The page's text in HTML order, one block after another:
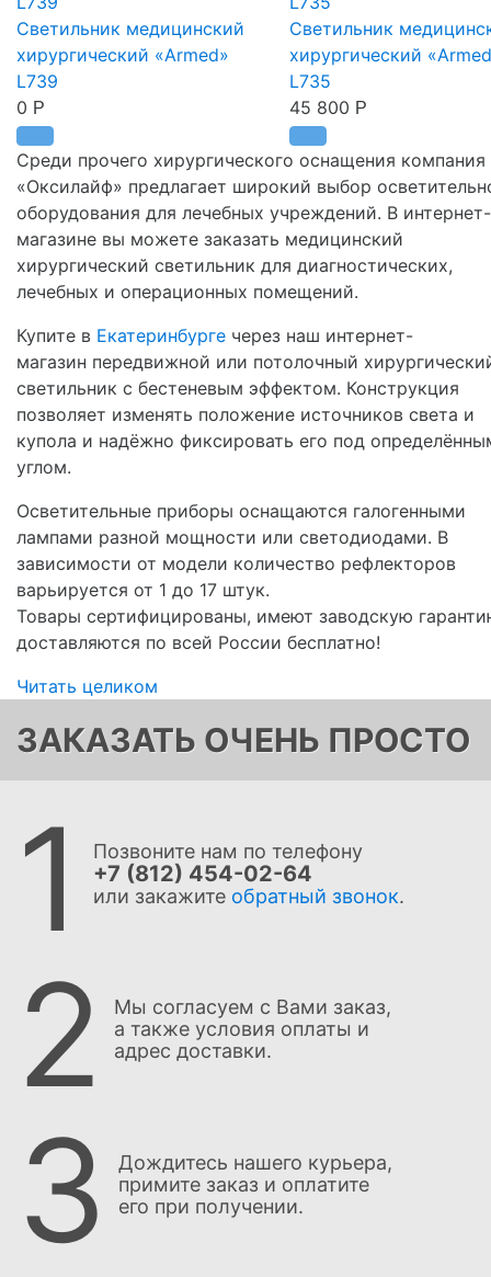
Светильник медицинский
хирургический «Armed»
L739
0 Р
Светильник
хирургический
L735
45 800 Р
Среди прочего хирургического оснащения компания
«Оксилайф» предлагает широкий выбор
оборудования для лечебных учреждений. В интернет-
магазине вы можете заказать медицинский
хирургический светильник для диагностических,
лечебных и операционных помещений.
Купите в Екатеринбурге через наш интернет-
магазин передвижной или потолочный
светильник с бестеневым эффектом. Конструкция
позволяет изменять положение источников света и
купола и надёжно фиксировать его под
углом.
Осветительные приборы оснащаются галогенными
лампами разной мощности или светодиодами. В
зависимости от модели количество рефлекторов
варьируется от 1 до 17 штук.
Товары сертифицированы, имеют заводскую
доставляются по всей России бесплатно!
Читать целиком
ЗАКАЗАТЬ ОЧЕНЬ ПРОСТО
1 Позвоните нам по телефону
+7 (812) 454-02-64
или закажите обратный звонок.
2
Мы согласуем с Вами заказ,
а также условия оплаты и
адрес доставки.
3
Дождитесь нашего курьера,
примите заказ и оплатите
его при получении.